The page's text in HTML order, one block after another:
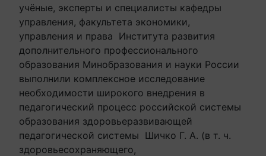
учёные, эксперты и специалисты кафедры
управления, факультета экономики,
управления и права Института развития
дополнительного профессионального
образования Минобразования и науки России
выполнили комплексное исследование
необходимости широкого внедрения в
педагогический процесс российской системы
образования здоровьеразвивающей
педагогической системы Шичко Г. А. (в т. ч.
здоровьесохраняющего,